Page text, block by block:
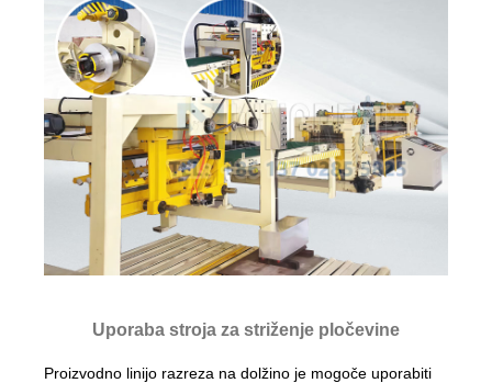
Uporaba stroja za striženje pločevine
Proizvodno linijo razreza na dolžino je mogoče uporabiti